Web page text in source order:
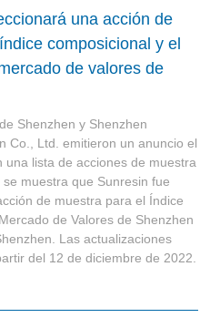
una acción de
composicional y el
de valores de
Shenzhen y Shenzhen
Co., Ltd. emitieron un anuncio el
una lista de acciones de muestra
muestra que Sunresin fue
de muestra para el Índice
de Valores de Shenzhen
Las actualizaciones
del 12 de diciembre de 2022.